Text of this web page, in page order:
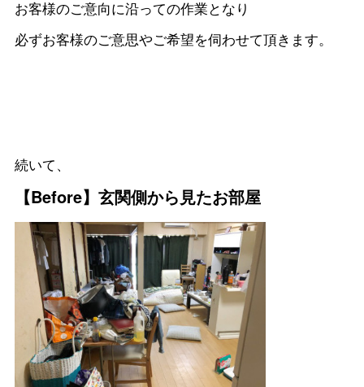
お客様のご意向に沿っての作業となり
必ずお客様のご意思やご希望を伺わせて頂きます。
続いて、
【Before】玄関側から見たお部屋